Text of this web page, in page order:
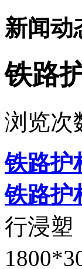
新闻动
铁路
浏览次
铁路护
铁路护
行浸塑